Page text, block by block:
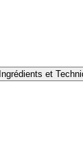
Ingrédients et